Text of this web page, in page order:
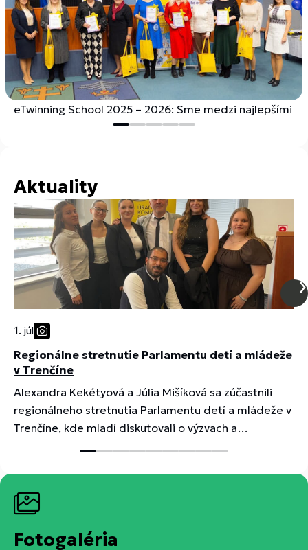
eTwinning School 2025 – 2026: Sme medzi najlepšími
Aktuality
1. júl
Regionálne stretnutie Parlamentu detí a mládeže
v Trenčíne
Alexandra Kekétyová a Júlia Mišíková sa zúčastnili
regionálneho stretnutia Parlamentu detí a mládeže v
Trenčíne, kde mladí diskutovali o výzvach a
Fotogaléria